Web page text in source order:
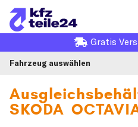
Gratis
Fahrzeug auswählen
SKODA